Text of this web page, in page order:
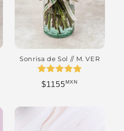
Sonrisa de Sol // M. VER
Precio habitual
$1155MXN